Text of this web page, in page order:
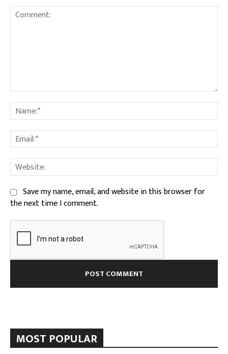
Save my name, email, and website in this browser for
the next time I comment.
MOST POPULAR